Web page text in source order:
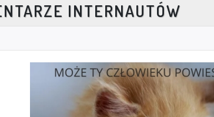
INTERNAUTÓW